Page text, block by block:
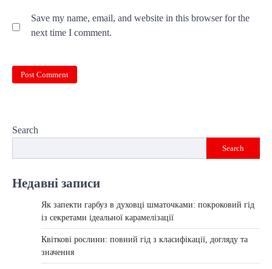
Save my name, email, and website in this browser for the
next time I comment.
Search
Search
Недавні записи
Як запекти гарбуз в духовці шматочками: покроковий гід
із секретами ідеальної карамелізації
Квіткові рослини: повний гід з класифікації, догляду та
значення